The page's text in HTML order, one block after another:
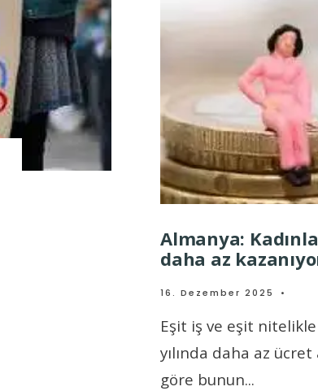
Almanya:
daha az
16. Dezember 2025 •
Eşit iş ve eşit
yılında daha az
göre bunun...